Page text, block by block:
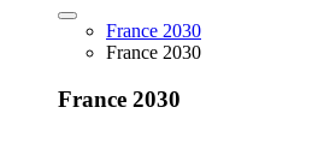
France 2030
France 2030
France 2030